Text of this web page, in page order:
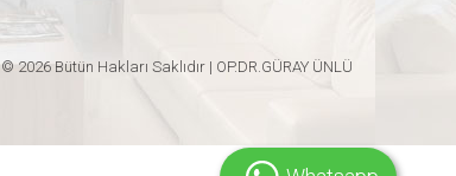
© 2026 Bütün Hakları Saklıdır | OP.DR.GÜRAY ÜNLÜ